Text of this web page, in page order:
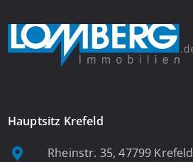
Hauptsitz Krefeld
Rheinstr. 35, 47799 Krefeld